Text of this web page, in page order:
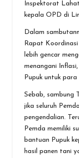
Inspektorat
kepala OPD di
Dalam
Rapat
lebih gencar
menangani
Pupuk untuk para
Sebab, sambung
jika seluruh
pengendalian.
Pemda memiliki
bantuan Pupuk
hasil panen tani